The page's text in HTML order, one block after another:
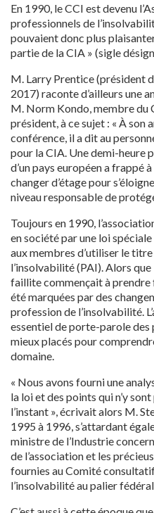
En 1990, le CCI est devenu
professionnels de
pouvaient donc plus
partie de la CIA » (sigle
M. Larry Prentice (président
2017) raconte d’ailleurs une
M. Norm Kondo, membre du
président, à ce sujet : « À son
conférence, il a dit au
pour la CIA. Une demi-heure
d’un pays européen a frappé
changer d’étage pour
niveau responsable de
Toujours en 1990,
en société par une loi
aux membres d’utiliser le
l’insolvabilité (PAI). Alors
faillite commençait à prendre
été marquées par des
profession de l’insolvabilité.
essentiel de porte-parole des
mieux placés pour
domaine.
« Nous avons fourni une
la loi et des points qui n’y
l’instant », écrivait alors M.
1995 à 1996, s’attardant
ministre de l’Industrie
de l’association et les
fournies au Comité
l’insolvabilité au palier